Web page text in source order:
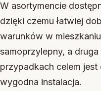
W asortymencie
dzięki czemu łatwiej
warunków w
samoprzylepny, a
przypadkach celem
wygodna instalacja.